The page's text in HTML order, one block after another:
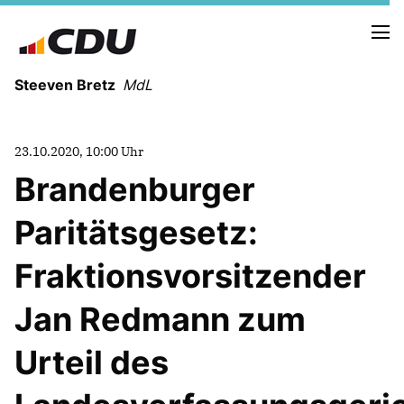
Steeven Bretz MdL
VITA
WAHLKREISBESUCHE
PRESSEFOTOS
MEIN BÜRGERBÜRO
Redebeiträge
23.10.2020, 10:00 Uhr
Brandenburger
Paritätsgesetz:
Fraktionsvorsitzender
Jan Redmann zum
Urteil des